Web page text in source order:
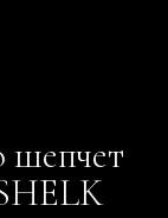
шепчет